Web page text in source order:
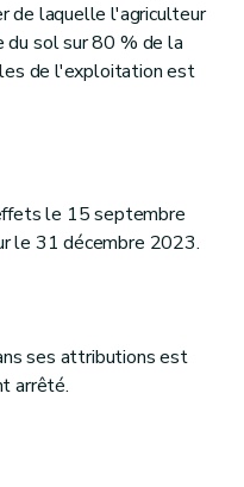
de laquelle l'agriculteur
du sol sur 80 % de la
de l'exploitation est
le 15 septembre
le 31 décembre 2023.
ses attributions est
arrêté.